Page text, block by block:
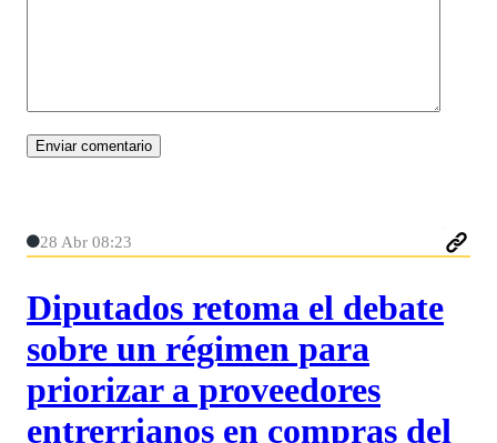
28 Abr 08:23
Diputados retoma el debate
sobre un régimen para
priorizar a proveedores
entrerrianos en compras del